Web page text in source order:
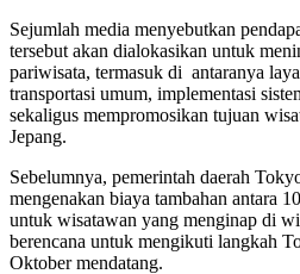
Sejumlah media menyebutkan
tersebut akan dialokasikan untuk
pariwisata, termasuk di antaranya
transportasi umum, implementasi
sekaligus mempromosikan tujuan
Jepang.
Sebelumnya, pemerintah daerah
mengenakan biaya tambahan antara
untuk wisatawan yang menginap di
berencana untuk mengikuti langkah
Oktober mendatang.